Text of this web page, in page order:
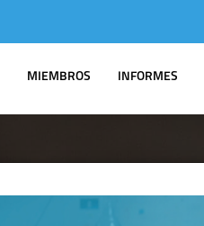
MIEMBROS INFORMES